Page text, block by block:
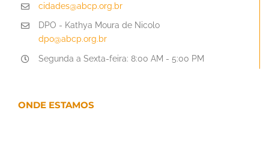
cidades@abcp.org.br
DPO - Kathya Moura de Nicolo
dpo@abcp.org.br
Segunda a Sexta-feira: 8:00 AM - 5:00 PM
ONDE ESTAMOS